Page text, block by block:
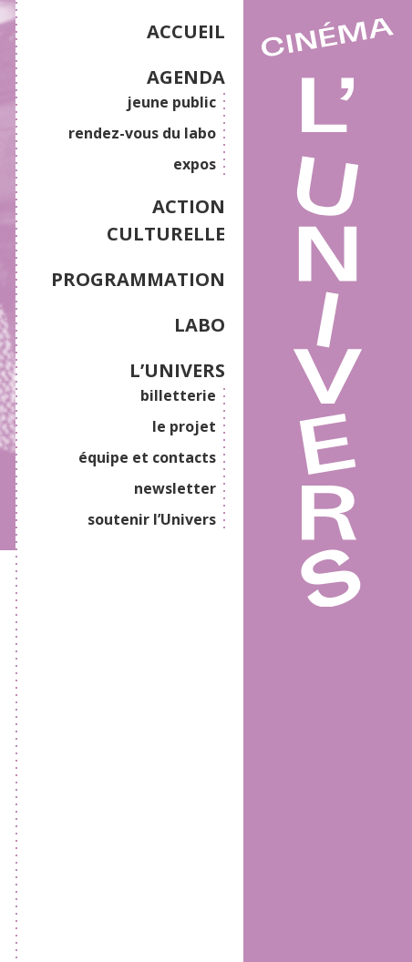
ACCUEIL
AGENDA
jeune public
rendez-vous du labo
expos
ACTION
CULTURELLE
PROGRAMMATION
LABO
L’UNIVERS
billetterie
le projet
équipe et contacts
newsletter
soutenir l’Univers